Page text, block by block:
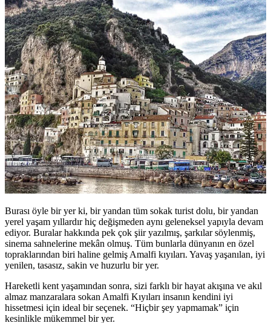
Burası öyle bir yer ki, bir yandan tüm sokak turist dolu, bir yandan
yerel yaşam yıllardır hiç değişmeden aynı geleneksel yapıyla devam
ediyor. Buralar hakkında pek çok şiir yazılmış, şarkılar söylenmiş,
sinema sahnelerine mekân olmuş. Tüm bunlarla dünyanın en özel
topraklarından biri haline gelmiş Amalfi kıyıları. Yavaş yaşanılan, iyi
yenilen, tasasız, sakin ve huzurlu bir yer.
Hareketli kent yaşamından sonra, sizi farklı bir hayat akışına ve akıl
almaz manzaralara sokan Amalfi Kıyıları insanın kendini iyi
hissetmesi için ideal bir seçenek. “Hiçbir şey yapmamak” için
kesinlikle mükemmel bir yer.